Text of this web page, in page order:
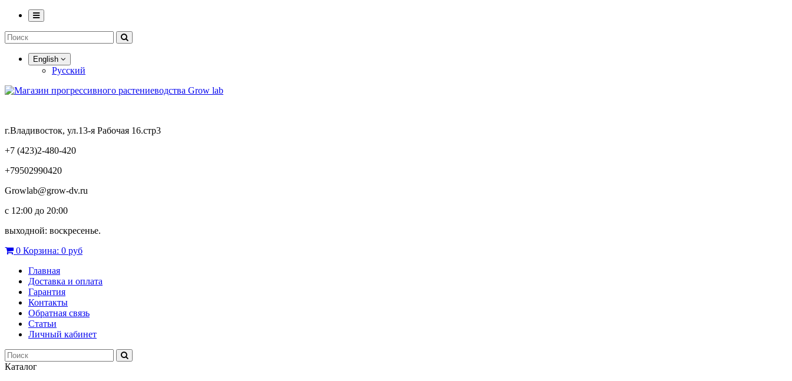
English
Русский
г.Владивосток, ул.13-я Рабочая 16.стр3
+7 (423)2-480-420
+79502990420
Growlab@grow-dv.ru
c 12:00 до 20:00
выходной: воскресенье.
0 Корзина: 0 руб
Главная
Доставка и оплата
Гарантия
Контакты
Обратная связь
Статьи
Личный кабинет
Каталог